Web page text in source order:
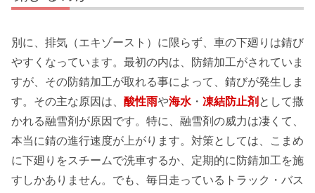
別に、排気（エキゾースト）に限らず、車の下廻りは錆び
やすくなっています。最初の内は、防錆加工がされていま
すが、その防錆加工が取れる事によって、錆びが発生しま
す。その主な原因は、 酸性雨や海水 ・ 凍結防止剤 として撒
かれる融雪剤が原因です。特に、融雪剤の威力は凄くて、
本当に錆の進行速度が上がります。対策としては、こまめ
に下廻りをスチームで洗車するか、定期的に防錆加工を施
すしかありません。でも、毎日走っているトラック・バス